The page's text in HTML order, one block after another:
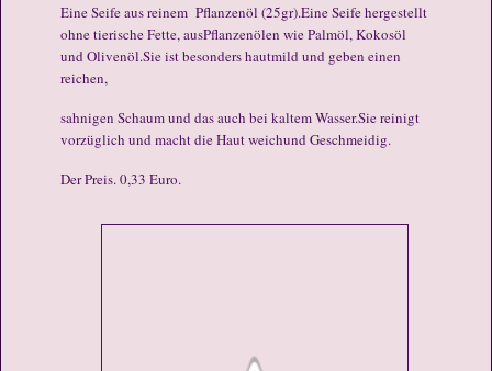
Eine Seife aus reinem Pflanzenöl (25gr).Eine Seife hergestellt
ohne tierische Fette, ausPflanzenölen wie Palmöl, Kokosöl
und Olivenöl.Sie ist besonders hautmild und geben einen
reichen,
sahnigen Schaum und das auch bei kaltem Wasser.Sie reinigt
vorzüglich und macht die Haut weichund Geschmeidig.
Der Preis. 0,33 Euro.